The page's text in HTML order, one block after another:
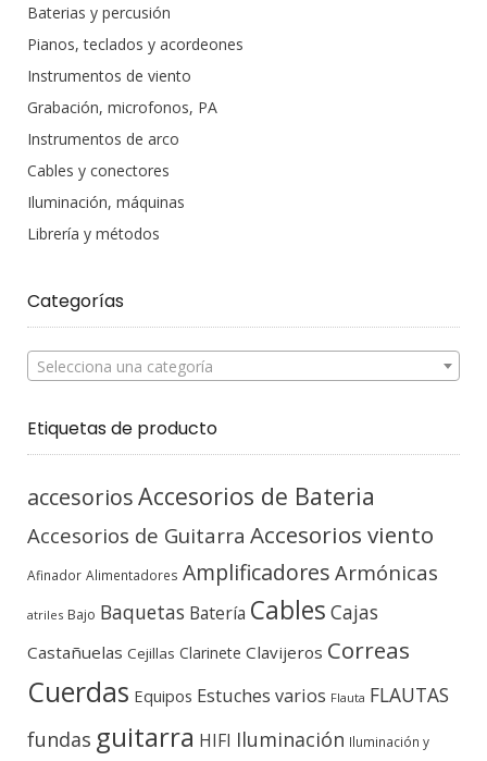
Baterias y percusión
Pianos, teclados y acordeones
Instrumentos de viento
Grabación, microfonos, PA
Instrumentos de arco
Cables y conectores
Iluminación, máquinas
Librería y métodos
Categorías
Selecciona una categoría
Etiquetas de producto
accesoriosAccesorios de Bateria
Accesorios de Guitarra Accesorios viento
Afinador Alimentadores Amplificadores Armónicas
atriles Bajo Baquetas Batería Cables Cajas
Castañuelas Cejillas Clarinete Clavijeros Correas
Cuerdas Equipos Estuches varios Flauta FLAUTAS
fundas guitarra HIFI Iluminación Iluminación y